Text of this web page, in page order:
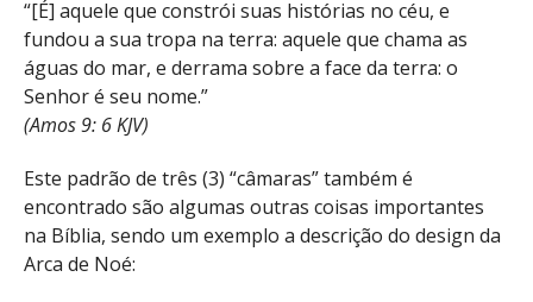
“[É] aquele que constrói suas histórias no céu, e
fundou a sua tropa na terra: aquele que chama as
águas do mar, e derrama sobre a face da terra: o
Senhor é seu nome.”
(Amos 9: 6 KJV)
Este padrão de três (3) “câmaras” também é
encontrado são algumas outras coisas importantes
na Bíblia, sendo um exemplo a descrição do design da
Arca de Noé: